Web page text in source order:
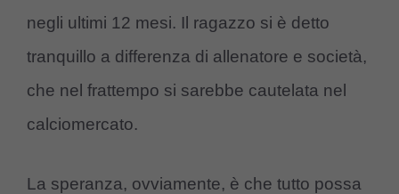
negli ultimi 12 mesi. Il ragazzo si è detto
tranquillo a differenza di allenatore e società,
che nel frattempo si sarebbe cautelata nel
calciomercato.
La speranza, ovviamente, è che tutto possa